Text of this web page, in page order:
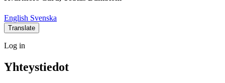
Social
link
Social
link
Social
link
Social
link
English Svenska
Translate
Log
Log in
Yhteystiedot